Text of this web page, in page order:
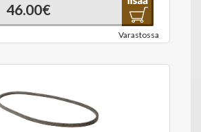
46.00€
Varastossa